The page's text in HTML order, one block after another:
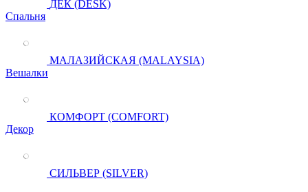
ДЕК (DESK)
Спальня
МАЛАЗИЙСКАЯ (MALAYSIA)
Вешалки
КОМФОРТ (COMFORT)
Декор
СИЛЬВЕР (SILVER)